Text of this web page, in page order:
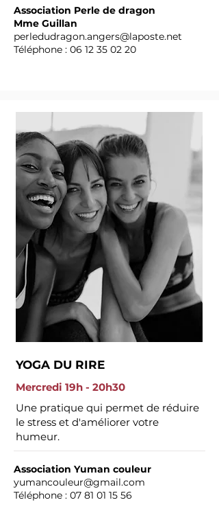
Association Perle de dragon
Mme Guillan
perledudragon.angers@laposte.net
Téléphone : 06 12 35 02 20
YOGA DU RIRE
Mercredi 19h - 20h30
Une pratique qui permet de réduire
le stress et d'améliorer votre
humeur.
Association Yuman couleur
yumancouleur@gmail.com
Téléphone : 07 81 01 15 56